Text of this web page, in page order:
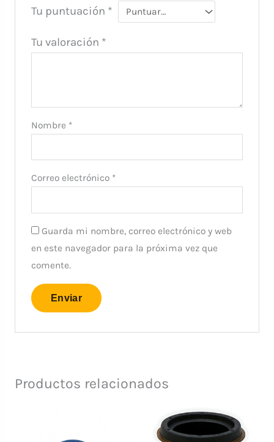
Tu puntuación *
Tu valoración *
Nombre *
Correo electrónico *
Guarda mi nombre, correo electrónico y web
en este navegador para la próxima vez que
comente.
Productos relacionados